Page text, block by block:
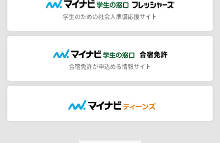
学生のための社会人準備応援サイト
合宿免許が申込める情報サイト